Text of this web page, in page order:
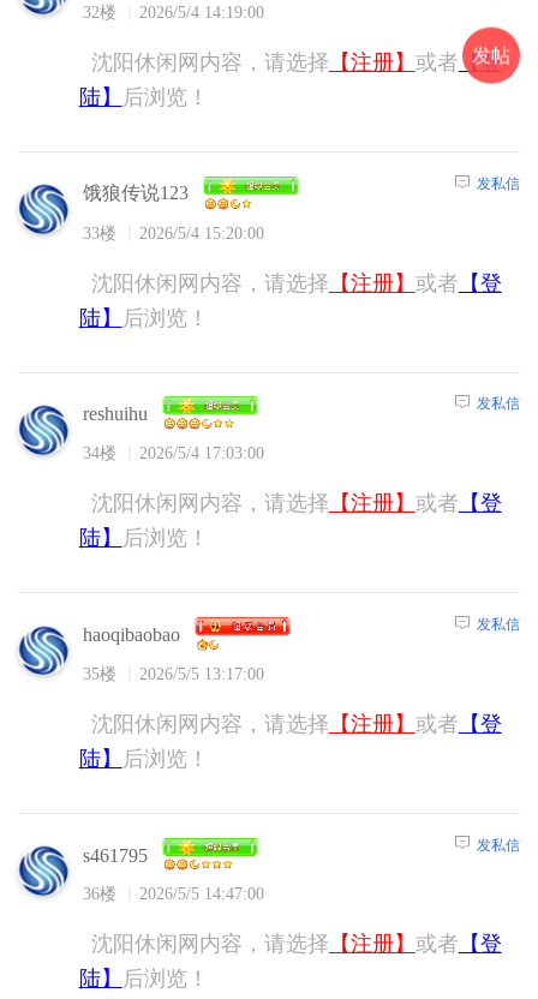
32楼 2026/5/4 14:19:00
沈阳休闲网内容，请选择 【注册】 或者 【登
陆】
后浏览！
饿狼传说123
33楼 2026/5/4 15:20:00
发私信
沈阳休闲网内容，请选择 【注册】 或者 【登
陆】
后浏览！
reshuihu
34楼 2026/5/4 17:03:00
发私信
沈阳休闲网内容，请选择 【注册】 或者 【登
陆】
后浏览！
haoqibaobao
35楼 2026/5/5 13:17:00
发私信
沈阳休闲网内容，请选择 【注册】 或者 【登
陆】
后浏览！
s461795
36楼 2026/5/5 14:47:00
发私信
沈阳休闲网内容，请选择 【注册】 或者 【登
陆】
后浏览！
发帖